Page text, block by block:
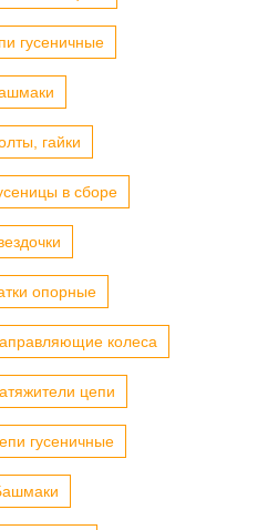
гусеничные
гайки
в сборе
опорные
колеса
цепи
гусеничные